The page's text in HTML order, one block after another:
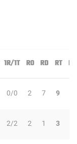
1R/1T RO RD RT PD
0/0 2 7 9
2/2 2 1 3